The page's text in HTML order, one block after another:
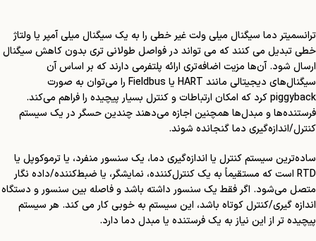
ترانسمیتر دما سیگنال میلی ولت غیر خطی را به یک سیگنال میلی آمپر یا ولتاژ
خطی تبدیل می کنندکه می تواند در فواصل طولانی تری بدون کاهش سیگنال
ارسال شود. آن‌ها مزیت اضافه‌تری ارائه پلتفرمی دارند که بر اساس آن
سیگنال‌های دیجیتالی مانند HART یا Fieldbus را می‌توان به صورت
piggyback کرد که امکان ارتباطات و کنترل بسیار پیچیده را فراهم می‌کند.
فرستنده‌ها و مبدل‌ها همچنین اجازه می‌دهند چندین حسگر در یک سیستم
کنترل/اندازه‌گیری دما گنجانده شوند.
ساده‌ترین سیستم کنترل یا اندازه‌گیری دما، یک سنسور منفرد، یا ترموکوپل یا
RTD است که مستقیماً به یک کنترل‌کننده، نمایشگر، یا ضبط‌کننده/داده نگار
متصل می‌شود. اگر فقط یک سنسور داشته باشد و فاصله بین سنسور و دستگاه
اندازه گیری/کنترل کوتاه باشد، این سیستم به خوبی کار می کند. هر سیستم
پیچیده تر از این نیاز به یک فرستنده یا مبدل دما دارد.